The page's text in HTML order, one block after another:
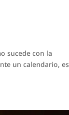
sucede con la
un calendario, es